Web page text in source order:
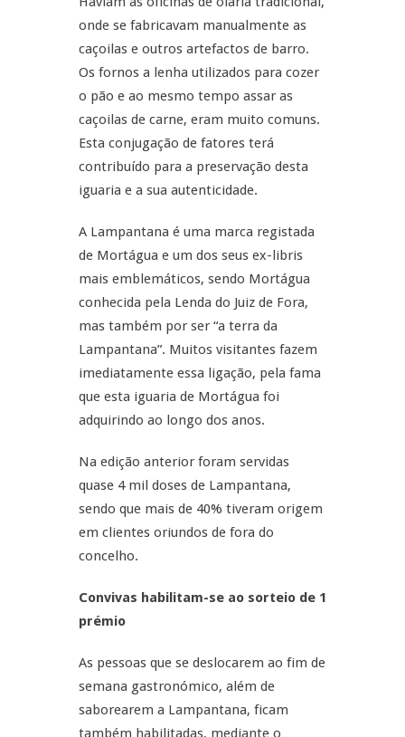
onde se fabricavam manualmente as
caçoilas e outros artefactos de barro.
Os fornos a lenha utilizados para cozer
o pão e ao mesmo tempo assar as
caçoilas de carne, eram muito comuns.
Esta conjugação de fatores terá
contribuído para a preservação desta
iguaria e a sua autenticidade.
A Lampantana é uma marca registada
de Mortágua e um dos seus ex-libris
mais emblemáticos, sendo Mortágua
conhecida pela Lenda do Juiz de Fora,
mas também por ser “a terra da
Lampantana”. Muitos visitantes fazem
imediatamente essa ligação, pela fama
que esta iguaria de Mortágua foi
adquirindo ao longo dos anos.
Na edição anterior foram servidas
quase 4 mil doses de Lampantana,
sendo que mais de 40% tiveram origem
em clientes oriundos de fora do
concelho.
Convivas habilitam-se ao sorteio de 1
prémio
As pessoas que se deslocarem ao fim de
semana gastronómico, além de
saborearem a Lampantana, ficam
também habilitadas, mediante o